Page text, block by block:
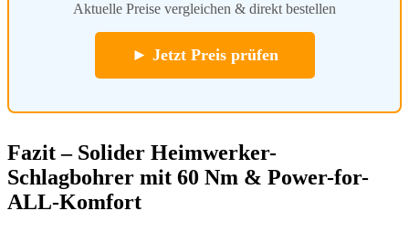
Aktuelle Preise vergleichen & direkt bestellen
► Jetzt Preis prüfen
Fazit – Solider Heimwerker-
Schlagbohrer mit 60 Nm & Power-for-
ALL-Komfort